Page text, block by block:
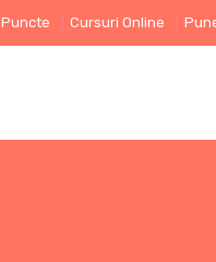
Puncte Cursuri Online